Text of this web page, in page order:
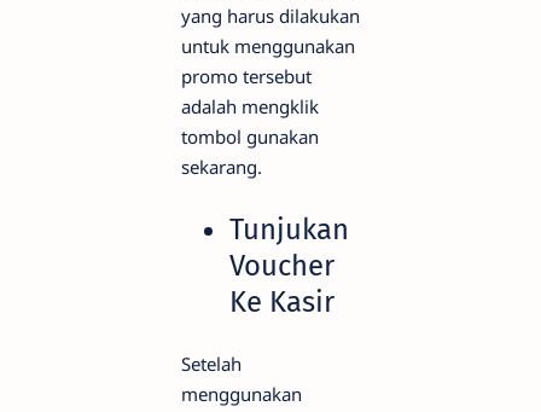
yang harus dilakukan
untuk menggunakan
promo tersebut
adalah mengklik
tombol gunakan
sekarang.
Tunjukan
Voucher
Ke Kasir
Setelah
menggunakan